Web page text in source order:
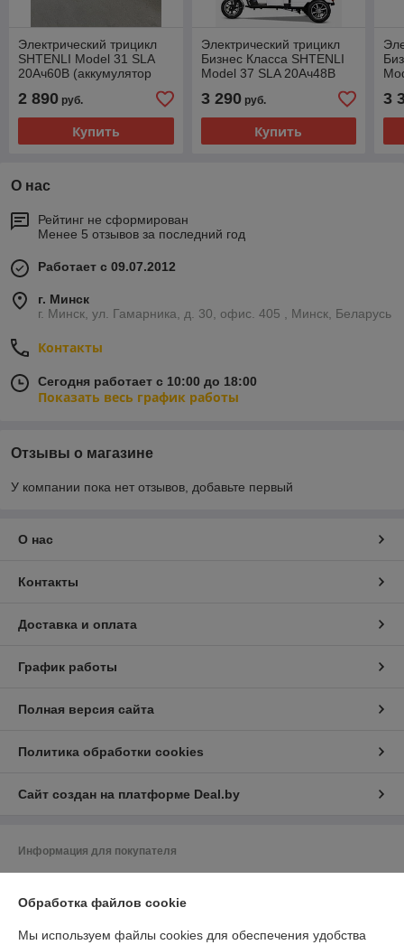
Электрический трицикл
SHTENLI Model 31 SLA
20Ач60В (аккумулятор
2 890 руб.
Купить
Электрический трицикл
Бизнес Класса SHTENLI
Model 37 SLA 20Ач48В
3 290руб.
Купить
3
О нас
Рейтинг не сформирован
Менее 5 отзывов за последний год
Работает с 09.07.2012
г. Минск
г. Минск, ул. Гамарника, д. 30, офис. 405 , Минск, Беларусь
Контакты
Сегодня работает с 10:00 до 18:00
Показать весь график работы
Отзывы о магазине
У компании пока нет отзывов, добавьте первый
О нас
Контакты
Доставка и оплата
График работы
Полная версия сайта
Политика обработки cookies
Сайт создан на платформе Deal.by
Информация для покупателя
Обработка файлов cookie
Мы используем файлы cookies для обеспечения удобства